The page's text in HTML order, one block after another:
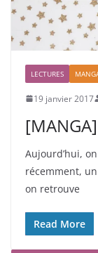
LECTURES
19 janvier 2017
Aujourd’hui,
récemment,
on retrouve
Read More